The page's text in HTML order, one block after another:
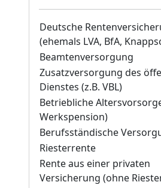
Deutsche
(ehemals LVA, BfA,
Beamtenversorgung
Zusatzversorgung des
Dienstes (z.B. VBL)
Betriebliche
Werkspension)
Berufsständische
Riesterrente
Rente aus einer privaten
Versicherung (ohne